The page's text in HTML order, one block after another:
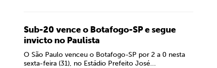
Sub-20 vence o Botafogo-SP e segue
invicto no Paulista
O São Paulo venceu o Botafogo-SP por 2 a 0 nesta
sexta-feira (31), no Estádio Prefeito José...